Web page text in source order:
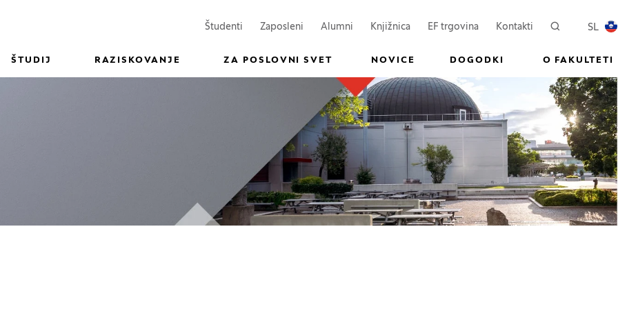
Študenti (Odpre se v novem oknu)
Zaposleni (Odpre se v novem oknu)
Alumni Knjižnica EF trgovina(Odpre se v novem oknu)
Kontakti Iskanje SL
ŠTUDIJ RAZISKOVANJE ZA POSLOVNI SVET NOVICE DOGODKI O FAKULTETI